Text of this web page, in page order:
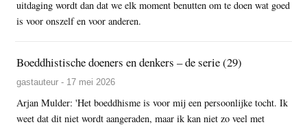
uitdaging wordt dan dat we elk moment benutten om te doen wat goed
is voor onszelf en voor anderen.
Boeddhistische doeners en denkers – de serie (29)
gastauteur - 17 mei 2026
Arjan Mulder: 'Het boeddhisme is voor mij een persoonlijke tocht. Ik
weet dat dit niet wordt aangeraden, maar ik kan niet zo veel met